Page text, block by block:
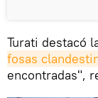
Turati destacó
fosas
encontradas",